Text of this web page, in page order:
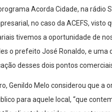
Acorda Cidade, na rádio
no caso da ACEFS, visto
tivemos a oportunidade de
o prefeito José Ronaldo, e
desses dois pontos
Genildo Melo considerou que a
para aquele local, “que